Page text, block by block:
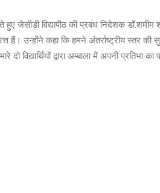
जेसीडी विद्यापीठ की प्रबंध निदेशक डॉ.शमीम
कहा कि हमने अंतर्राष्ट्रीय स्तर की
विद्यार्थियों द्वारा अम्बाला में अपनी